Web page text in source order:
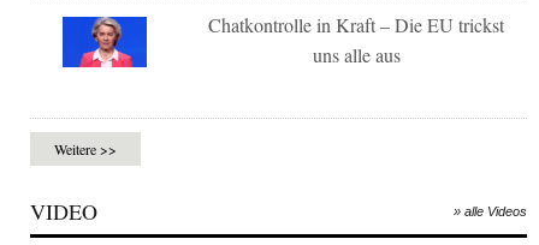
Chatkontrolle in Kraft – Die EU trickst
uns alle aus
Weitere >>
VIDEO » alle Videos